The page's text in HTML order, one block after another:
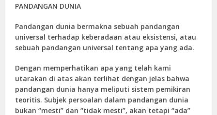
PANDANGAN DUNIA
Pandangan dunia bermakna sebuah pandangan
universal terhadap keberadaan atau eksistensi, atau
sebuah pandangan universal tentang apa yang ada.
Dengan memperhatikan apa yang telah kami
utarakan di atas akan terlihat dengan jelas bahwa
pandangan dunia hanya meliputi sistem pemikiran
teoritis. Subjek persoalan dalam pandangan dunia
bukan “mesti” dan “tidak mesti”, akan tetapi “ada”